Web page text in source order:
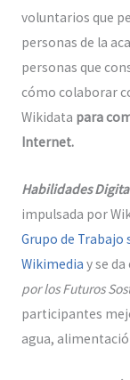
voluntarios que
personas de la
personas que
cómo colaborar
Wikidata para
Internet.
Habilidades
impulsada por
Grupo de
Wikimedia y se
por los Futuros
participantes
agua,